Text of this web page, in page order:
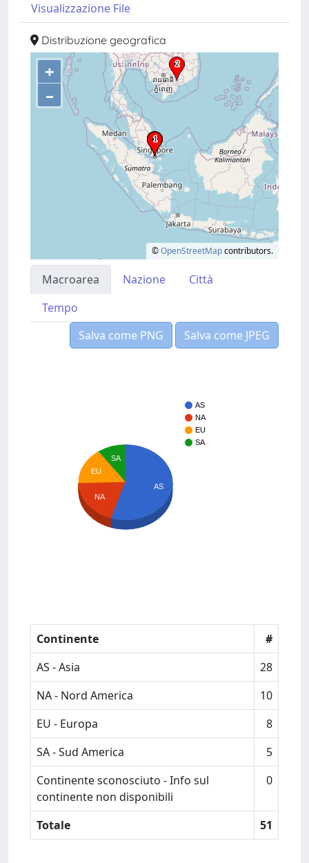
Visualizzazione File
Distribuzione geografica
+
–
©OpenStreetMapcontributors.
Macroarea Nazione
Città
Tempo
Salva come PNG
Salva come JPEG
AS
NA
EU
SA
SA
EU
NA
AS
Continente
#
AS - Asia
28
NA - Nord America
10
EU - Europa
8
SA - Sud America
5
Continente sconosciuto - Info sul
continente non disponibili
0
Totale 51